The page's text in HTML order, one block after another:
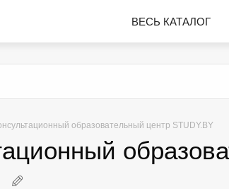
ВЕСЬ КАТАЛОГ
образовательный центр STUDY.BY